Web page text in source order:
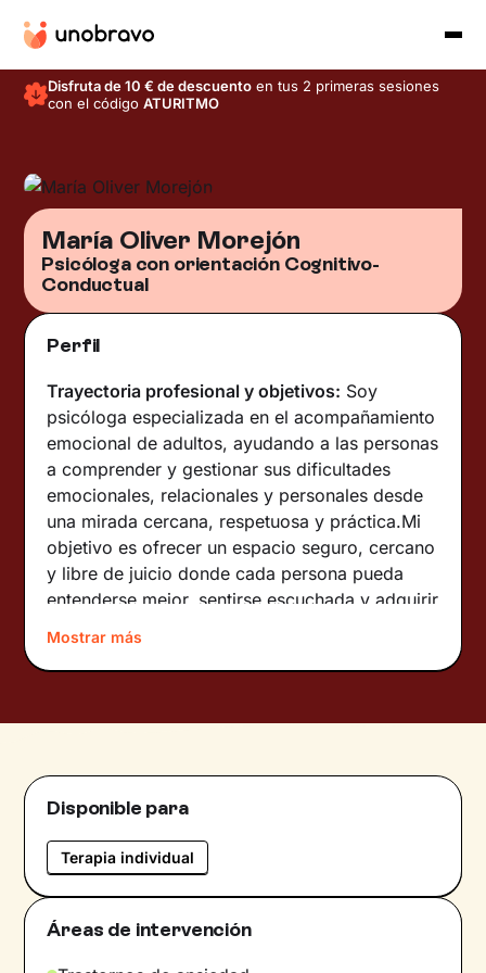
Disfruta de 10 € de descuento en tus 2 primeras sesiones
con el códigoATURITMO
María Oliver Morejón
Psicóloga con orientación Cognitivo-
Conductual
Perfil
Trayectoria profesional y objetivos: Soy
psicóloga especializada en el acompañamiento
emocional de adultos, ayudando a las personas
a comprender y gestionar sus dificultades
emocionales, relacionales y personales desde
una mirada cercana, respetuosa y práctica.Mi
objetivo es ofrecer un espacio seguro, cercano
y libre de juicio donde cada persona pueda
entenderse mejor, sentirse escuchada y adquirir
dificultades de una manera más
saludable.Trabajo desde un enfoque
combinando herramientas prácticas con trabajo
de cada paciente. Considero fundamental crear
un vínculo terapéutico basado en la confianza,
especialmente con ansiedad, autoexigencia,
con cambios vitales, alimentación, relaciones
personales o situaciones familiares complejas.
Mostrar más
Disponible para
Terapia individual
Áreas de intervención